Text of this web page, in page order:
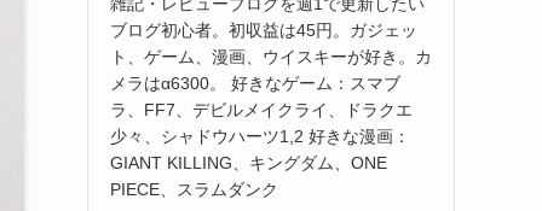
ブログ初心者。初収益は45円。ガジェッ
ト、ゲーム、漫画、ウイスキーが好き。カ
メラはα6300。 好きなゲーム：スマブ
ラ、FF7、デビルメイクライ、ドラクエ
少々、シャドウハーツ1,2 好きな漫画：
GIANT KILLING、キングダム、ONE
PIECE、スラムダンク